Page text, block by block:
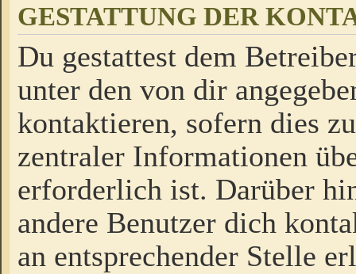
GESTATTUNG DER
Du gestattest dem
unter den von dir
kontaktieren, sofern dies
zentraler Informationen
erforderlich ist. Darüber
andere Benutzer dich
an entsprechender Stelle